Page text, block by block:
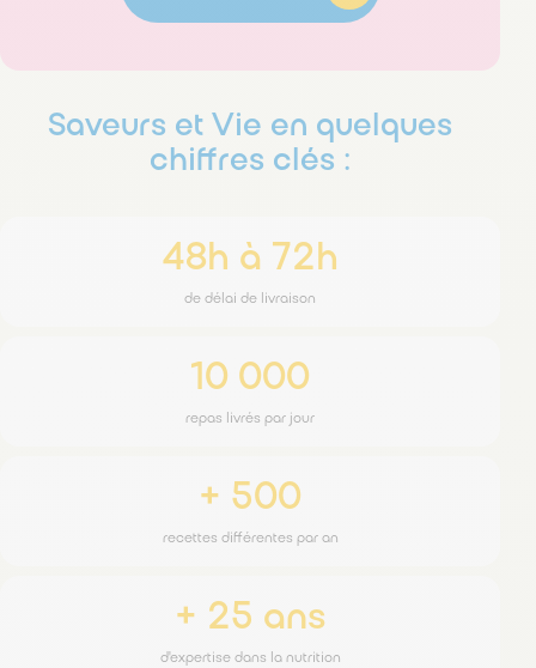
Saveurs et Vie en quelques
chiffres clés :
48h à 72h
de délai de livraison
10 000
repas livrés par jour
+ 500
recettes différentes par an
+ 25 ans
d'expertise dans la nutrition